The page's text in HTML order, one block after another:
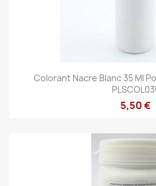
Colorant Nacre Blanc 35 Ml
5,50 €